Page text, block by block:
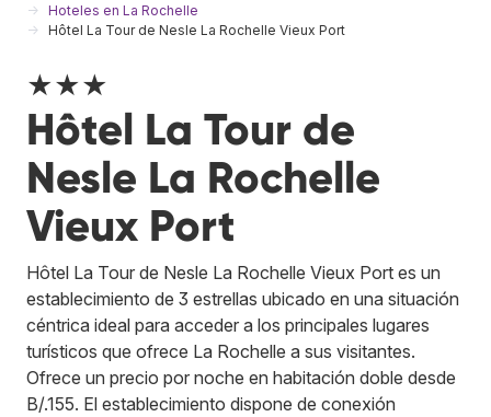
Hoteles en La Rochelle
Hôtel La Tour de Nesle La Rochelle Vieux Port
★★★
Hôtel La Tour de
Nesle La Rochelle
Vieux Port
Hôtel La Tour de Nesle La Rochelle Vieux Port es un
establecimiento de 3 estrellas ubicado en una situación
céntrica ideal para acceder a los principales lugares
turísticos que ofrece La Rochelle a sus visitantes.
Ofrece un precio por noche en habitación doble desde
B/.155. El establecimiento dispone de conexión